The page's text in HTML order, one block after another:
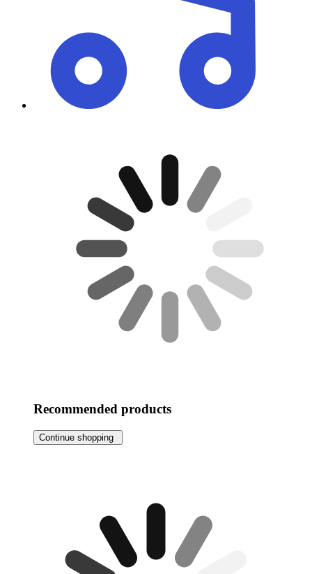
Recommended products
Continue shopping